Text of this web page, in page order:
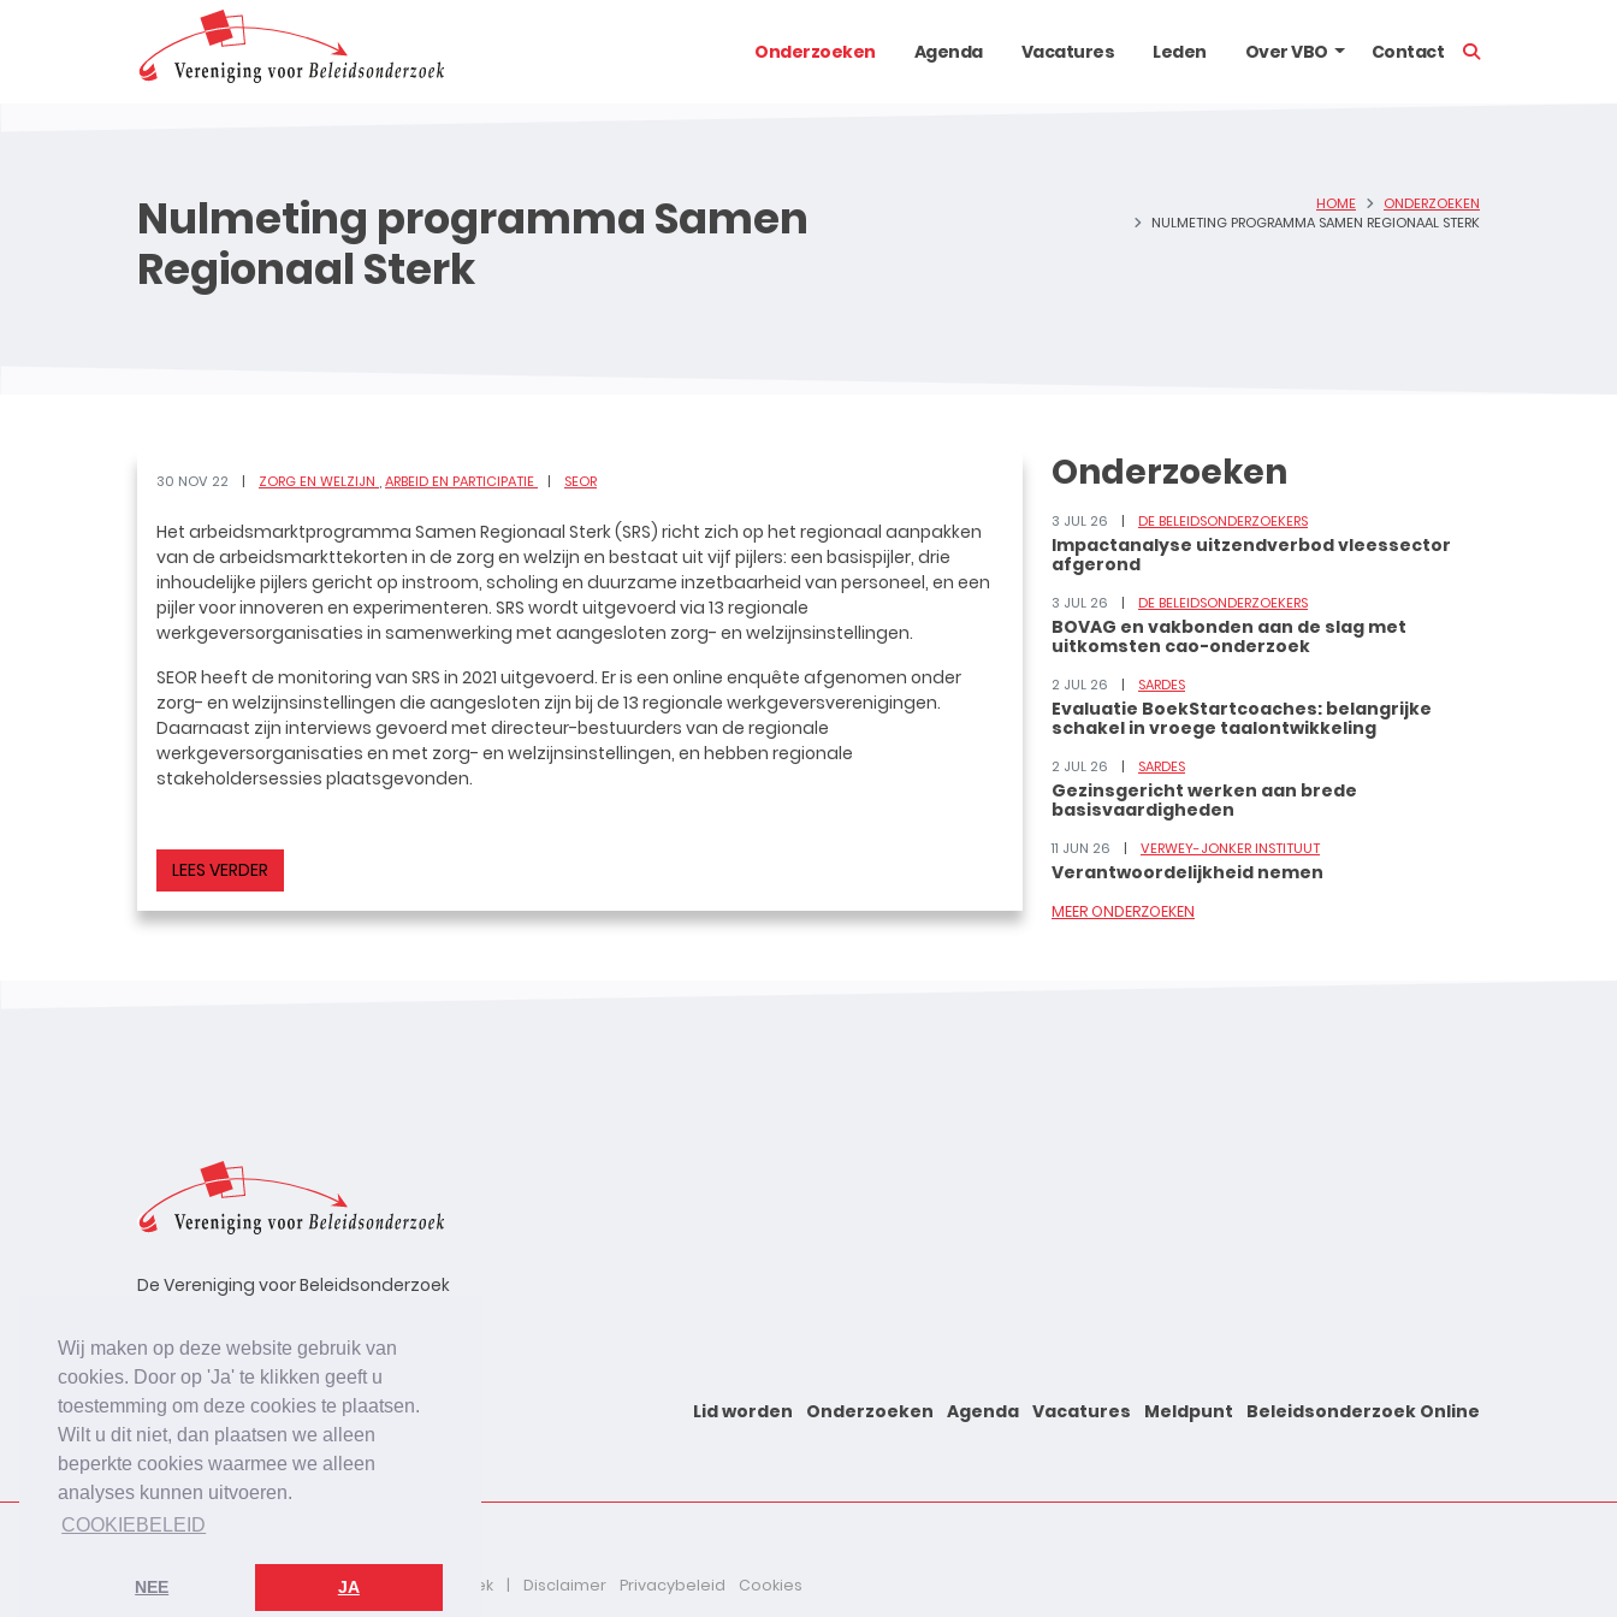
Wij maken op deze website gebruik van
cookies. Door op 'Ja' te klikken geeft u
toestemming om deze cookies te plaatsen.
Wilt u dit niet, dan plaatsen we alleen
beperkte cookies waarmee we alleen
analyses kunnen uitvoeren.
COOKIEBELEID
NEE JA
Onderzoeken Agenda Vacatures Leden Over VBO Contact
Nulmeting programma Samen
Regionaal Sterk
HOME
ONDERZOEKEN
NULMETING PROGRAMMA SAMEN REGIONAAL STERK
30 NOV 22 ZORG EN WELZIJN ARBEID EN PARTICIPATIE SEOR
Het arbeidsmarktprogramma Samen Regionaal Sterk (SRS) richt zich op het regionaal aanpakken
van de arbeidsmarkttekorten in de zorg en welzijn en bestaat uit vijf pijlers: een basispijler, drie
inhoudelijke pijlers gericht op instroom, scholing en duurzame inzetbaarheid van personeel, en een
pijler voor innoveren en experimenteren. SRS wordt uitgevoerd via 13 regionale
werkgeversorganisaties in samenwerking met aangesloten zorg- en welzijnsinstellingen.
SEOR heeft de monitoring van SRS in 2021 uitgevoerd. Er is een online enquête afgenomen onder
zorg- en welzijnsinstellingen die aangesloten zijn bij de 13 regionale werkgeversverenigingen.
Daarnaast zijn interviews gevoerd met directeur-bestuurders van de regionale
werkgeversorganisaties en met zorg- en welzijnsinstellingen, en hebben regionale
stakeholdersessies plaatsgevonden.
LEES VERDER
Onderzoeken
3 JUL 26 DE BELEIDSONDERZOEKERS
Impactanalyse uitzendverbod vleessector
afgerond
3 JUL 26 DE BELEIDSONDERZOEKERS
BOVAG en vakbonden aan de slag met
uitkomsten cao-onderzoek
2 JUL 26 SARDES
Evaluatie BoekStartcoaches: belangrijke
schakel in vroege taalontwikkeling
2 JUL 26 SARDES
Gezinsgericht werken aan brede
basisvaardigheden
11 JUN 26 VERWEY-JONKER INSTITUUT
Verantwoordelijkheid nemen
MEER ONDERZOEKEN
De Vereniging voor Beleidsonderzoek
bevorderen van beleidsonderzoek,
uitgevoerd in opdracht van
beleidsinstanties, uitvoerende
organisaties en bedrijfsleven.
Lid worden Onderzoeken Agenda Vacatures Meldpunt Beleidsonderzoek Online
2026 © De Vereniging voor Beleidsonderzoek Disclaimer Privacybeleid Cookies